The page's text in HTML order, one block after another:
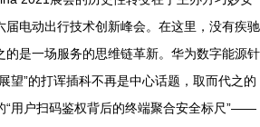
电动出行技术创新峰会。在这里，没有疾驰
的是一场服务的思维链革新。华为数字能源针
望”的打诨插科不再是中心话题，取而代之的
“用户扫码鉴权背后的终端聚合安全标尺”——